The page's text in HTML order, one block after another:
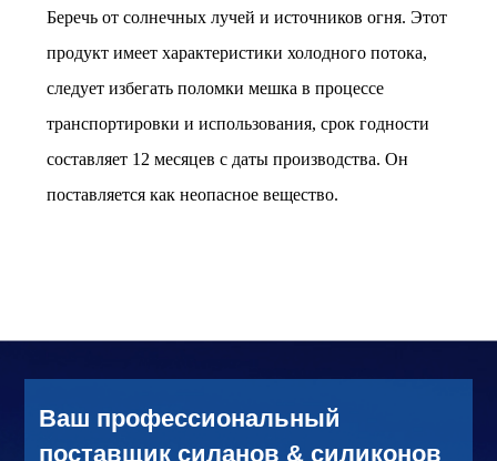
Беречь от солнечных лучей и источников огня. Этот
продукт имеет характеристики холодного потока,
следует избегать поломки мешка в процессе
транспортировки и использования, срок годности
составляет 12 месяцев с даты производства. Он
поставляется как неопасное вещество.
Ваш профессиональный
поставщик силанов & силиконов